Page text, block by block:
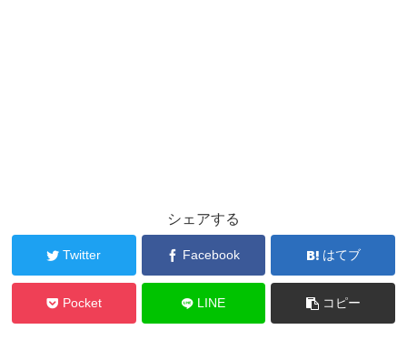
シェアする
Twitter Facebook はてブ
Pocket LINE コピー